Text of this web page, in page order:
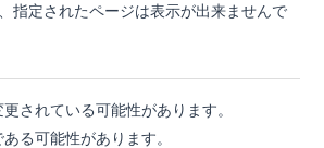
指定されたページは表示が出来ませんで
されている可能性があります。
る可能性があります。